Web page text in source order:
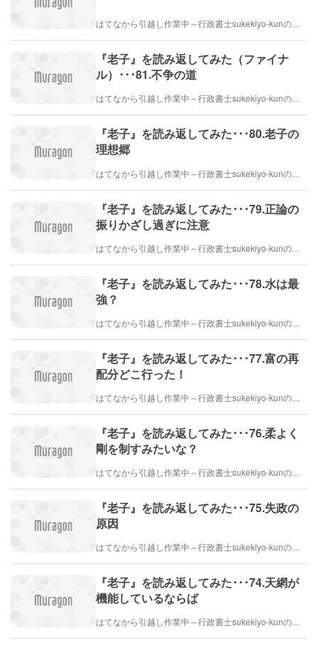
『老子』を読み返してみた（ファイナ
ル）･･･81.不争の道
はてなから引越し作業中～行政書士sukekiyo-kunの家族法など（仮）
『老子』を読み返してみた･･･80.老子の
理想郷
『老子』を読み返してみた･･･79.正論の
振りかざし過ぎに注意
『老子』を読み返してみた･･･78.水は最
強？
『老子』を読み返してみた･･･77.富の再
配分どこ行った！
『老子』を読み返してみた･･･76.柔よく
剛を制すみたいな？
『老子』を読み返してみた･･･75.失政の
原因
『老子』を読み返してみた･･･74.天網が
機能しているならば